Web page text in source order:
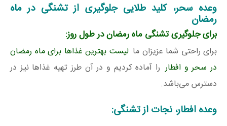
وعده سحر، کلید طلایی جلوگیری از تشنگی در ماه
رمضان
برای جلوگیری تشنگی ماه رمضان در طول روز:
برای راحتی شما عزیزان ما لیست بهترین غذاها برای ماه رمضان
در سحر و افطار را آماده کردیم و در آن طرز تهیه غذاها نیز در
دسترس می‌باشد.
وعده افطار، نجات از تشنگی: